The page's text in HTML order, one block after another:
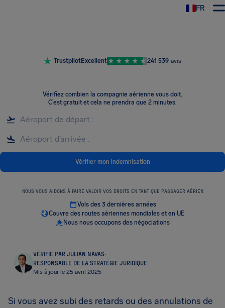
FR
TrustpilotExcellent 241 539 avis
Vérifiez combien la compagnie aérienne vous doit.
C’est gratuit et cela ne prendra que 2 minutes.
Vérifier mon indemnisation
NOUS VOUS AIDONS À FAIRE VALOIR VOS DROITS EN TANT QUE PASSAGER AÉRIEN
Vols des 3 dernières années
Couvre des routes aériennes mondiales et en UE
Nous nous occupons des négociations
VÉRIFIÉ PAR JULIAN NAVAS·
RESPONSABLE DE LA STRATÉGIE JURIDIQUE
Mis à jour le 25 avril 2025
Si vous avez subi des retards ou des annulations de